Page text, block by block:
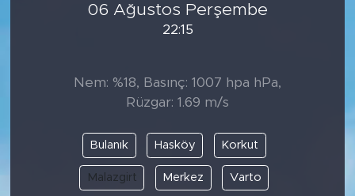
06 Ağustos Perşembe
22:15
Nem: %18, Basınç: 1007 hpa hPa,
Rüzgar: 1.69 m/s
Bulanık Hasköy Korkut
Malazgirt Merkez Varto